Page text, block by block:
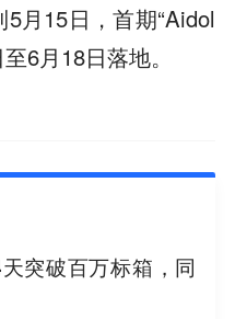
月15日，首期“Aidol
6月18日落地。
突破百万标箱，同